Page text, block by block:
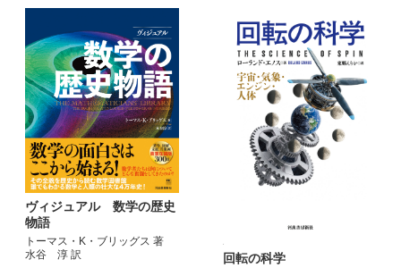
ヴィジュアル 数学の歴史
物語
トーマス・K・ブリッグス 著
水谷 淳 訳
回転の科学